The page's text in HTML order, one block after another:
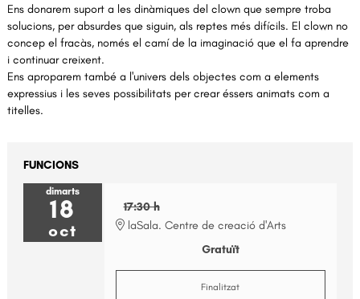
Ens donarem suport a les dinàmiques del clown que sempre troba
solucions, per absurdes que siguin, als reptes més difícils. El clown no
concep el fracàs, només el camí de la imaginació que el fa aprendre
i continuar creixent.
Ens aproparem també a l'univers dels objectes com a elements
expressius i les seves possibilitats per crear éssers animats com a
titelles.
FUNCIONS
dimarts
18
oct
17:30 h
laSala. Centre de creació d'Arts
Gratuït
Finalitzat